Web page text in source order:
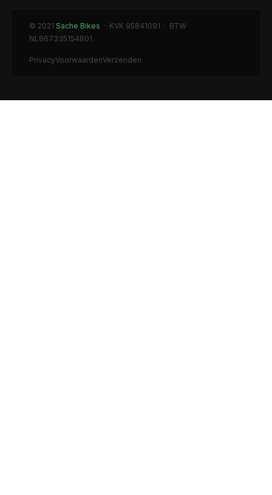
© 2021 Sache Bikes · KVK 95841091 · BTW
NL867335154B01
PrivacyVoorwaardenVerzenden